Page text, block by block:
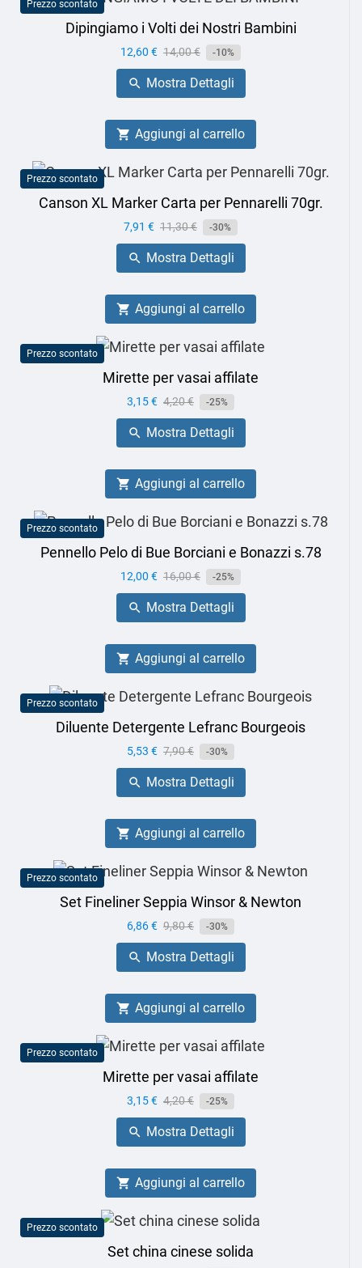
Prezzo scontato
Dipingiamo i Volti dei Nostri Bambini
Prezzo
12,60 € Prezzo
base
14,00 € -10%
 Mostra Dettagli
 Aggiungi al carrello
Prezzo scontato
Canson XL Marker Carta per Pennarelli 70gr.
Prezzo
7,91 € Prezzo
base
11,30 € -30%
 Mostra Dettagli
 Aggiungi al carrello
Prezzo scontato
Mirette per vasai affilate
Prezzo
3,15 € Prezzo
base
4,20 € -25%
 Mostra Dettagli
 Aggiungi al carrello
Prezzo scontato
Pennello Pelo di Bue Borciani e Bonazzi s.78
Prezzo
12,00 € Prezzo
base
16,00 € -25%
 Mostra Dettagli
 Aggiungi al carrello
Prezzo scontato
Diluente Detergente Lefranc Bourgeois
Prezzo
5,53 € Prezzo
base
7,90 € -30%
 Mostra Dettagli
 Aggiungi al carrello
Prezzo scontato
Set Fineliner Seppia Winsor & Newton
Prezzo
6,86 € Prezzo
base
9,80 € -30%
 Mostra Dettagli
 Aggiungi al carrello
Prezzo scontato
Mirette per vasai affilate
Prezzo
3,15 € Prezzo
base
4,20 € -25%
 Mostra Dettagli
 Aggiungi al carrello
Prezzo scontato
Set china cinese solida